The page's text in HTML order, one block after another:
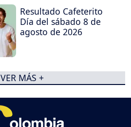
Resultado Cafeterito
Día del sábado 8 de
agosto de 2026
VER MÁS +